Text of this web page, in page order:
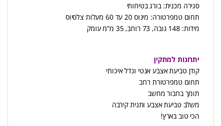
סגירה מכנית: בורג בטיחותי
תחום טמפרטורה: מינוס 20 עד 60 מעלות צלסיוס
מידות: 148 גובה, 73 רוחב, 35 מ”מ עומק
יתרונות למתקין
קודן טביעת אצבע אנטי ונדל איכותי
תחום טמפרטורת רחב
תומך בחבור מחשב
משלב טביעת אצבע ותגית קירבה
הכי טוב בארץ!